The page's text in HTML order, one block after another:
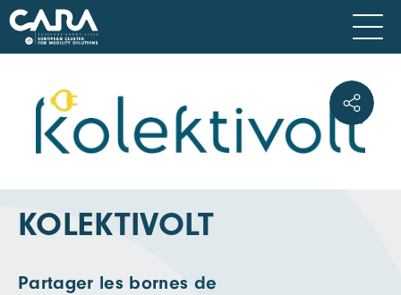
KOLEKTIVOLT
Partager les bornes de